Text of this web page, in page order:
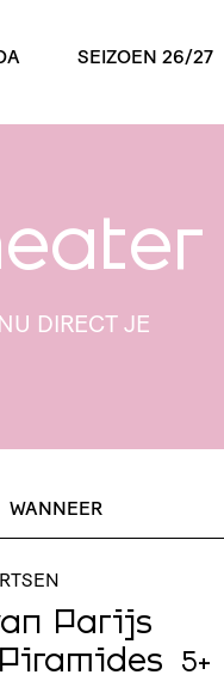
SEIZOEN 26/27
DIRECT JE
WANNEER
Parijs
5+